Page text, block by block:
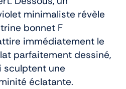
minimaliste révèle
bonnet F
immédiatement le
parfaitement dessiné,
sculptent une
éclatante.